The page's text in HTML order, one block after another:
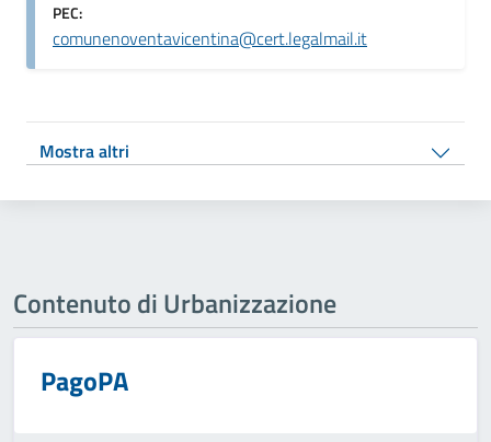
PEC:
comunenoventavicentina@cert.legalmail.it
Mostra altri
Contenuto di Urbanizzazione
PagoPA